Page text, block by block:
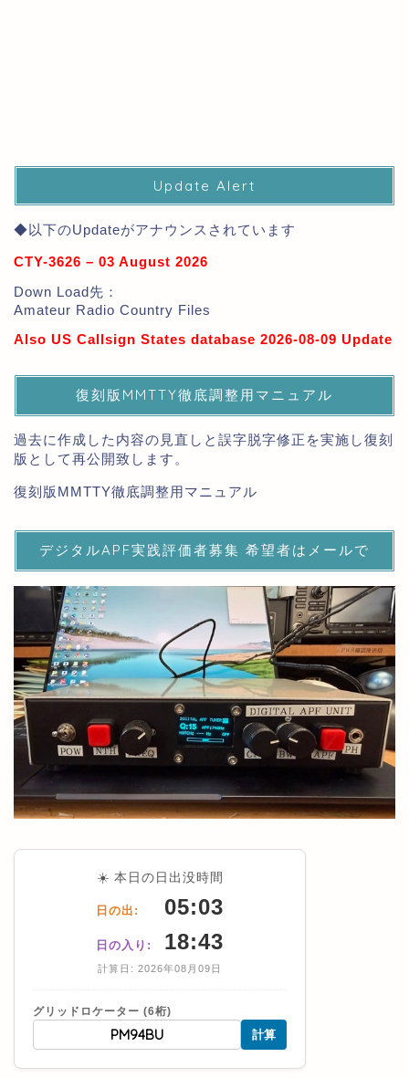
Update Alert
◆以下のUpdateがアナウンスされています
CTY-3626 – 03 August 2026
Down Load先：
Amateur Radio Country Files
Also US Callsign States database 2026-08-09 Update
復刻版MMTTY徹底調整用マニュアル
過去に作成した内容の見直しと誤字脱字修正を実施し復刻
版として再公開致します。
復刻版MMTTY徹底調整用マニュアル
デジタルAPF実践評価者募集 希望者はメールで
☀️ 本日の日出没時間
日の出: 05:03
日の入り: 18:43
計算日: 2026年08月09日
グリッドロケーター (6桁)
計算